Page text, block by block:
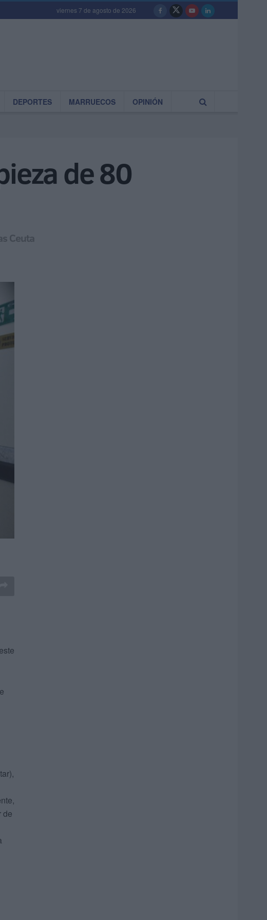
viernes 7 de agosto de 2026
DEPORTES MARRUECOS OPINIÓN
de 80
Ceuta
de